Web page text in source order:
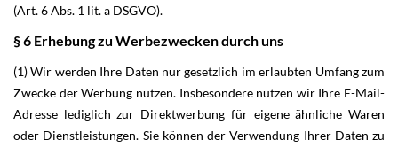
(Art. 6 Abs. 1 lit. a DSGVO).
§ 6 Erhebung zu Werbezwecken durch uns
(1) Wir werden Ihre Daten nur gesetzlich im erlaubten Umfang zum
Zwecke der Werbung nutzen. Insbesondere nutzen wir Ihre E-Mail-
Adresse lediglich zur Direktwerbung für eigene ähnliche Waren
oder Dienstleistungen. Sie können der Verwendung Ihrer Daten zu